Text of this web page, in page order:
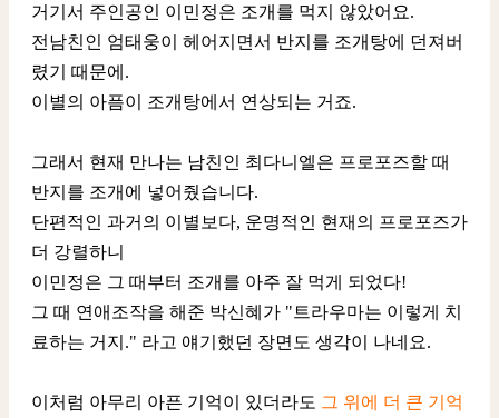
거기서 주인공인 이민정은 조개를 먹지 않았어요.
전남친인 엄태웅이 헤어지면서 반지를 조개탕에 던져버
렸기 때문에.
이별의 아픔이 조개탕에서 연상되는 거죠.
그래서 현재 만나는 남친인 최다니엘은 프로포즈할 때
반지를 조개에 넣어줬습니다.
단편적인 과거의 이별보다, 운명적인 현재의 프로포즈가
더 강렬하니
이민정은 그 때부터 조개를 아주 잘 먹게 되었다!
그 때 연애조작을 해준 박신혜가 "트라우마는 이렇게 치
료하는 거지." 라고 얘기했던 장면도 생각이 나네요.
이처럼 아무리 아픈 기억이 있더라도 그 위에 더 큰 기억